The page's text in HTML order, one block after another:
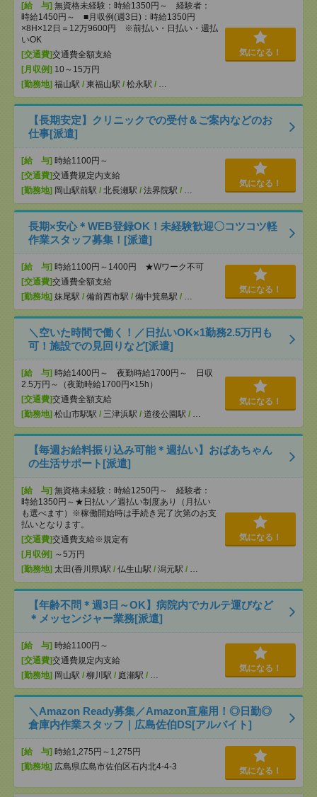
[給 与] 無資格未経験：時給1350円～ 経験者：
時給1450円～ ■月収例(週3日)：時給1350円
×8H×12日＝12万9600円 ※前払い・日払い・週払
いOK
[交通費]交通費全額支給
[月収例] 10～15万円
[勤務地] 福山駅 / 東福山駅 / 松永駅 / …
気になる！
【長期安定】クリニックでの受付＆ご案内などのお
仕事[派遣]
[給 与] 時給1100円～
[交通費]交通費規定内支給
[勤務地] 岡山駅前駅 / 北長瀬駅 / 法界院駅 / …
気になる！
長期×安心＊WEB登録OK！未経験歓迎〇コツコツ軽
作業スタッフ募集！[派遣]
[給 与] 時給1100円～1400円 ★Wワーク不可
[交通費]交通費全額支給
[勤務地] 妹尾駅 / 備前西市駅 / 備中箕島駅 / …
気になる！
＼空いた時間で働く！／日払いOK×1勤務2.5万円も
可！施設での見回りなど[派遣]
[給 与] 時給1400円～ 夜勤時給1700円～ 日収
2.5万円～（夜勤時給1700円×15h）
[交通費]交通費全額支給
[勤務地] 松山市駅駅 / 三津浜駅 / 道後公園駅 / …
気になる！
【毎週お給料振り込み可能＊週払い】おばあちゃん
の生活サポート[派遣]
[給 与] 無資格未経験：時給1250円～ 経験者：
時給1350円～★日払い／週払い制度あり（月払い
も選べます）※稼働開始時は手続き完了次第のお支
払いとなります。
[交通費]交通費支給※規定有
[月収例] ～5万円
[勤務地] 太田(香川県)駅 / 仏生山駅 / 潟元駅 / …
気になる！
【年齢不問＊週3日～OK】病院内でカルテ運びなど
＊メッセンジャー業務[派遣]
[給 与] 時給1100円～
[交通費]交通費規定内支給
[勤務地] 岡山駅 / 柳川駅 / 庭瀬駅 / …
気になる！
＼Amazon Ready募集／Amazon直雇用！◎日勤◎
倉庫内作業スタッフ｜広島佐伯DS[アルバイト]
[給 与] 時給1,275円～1,275円
[勤務地] 広島県広島市佐伯区石内北4-4-3 気になる！